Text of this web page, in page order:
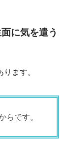
に気を遣う
ります。
らです。